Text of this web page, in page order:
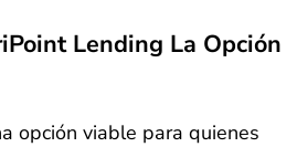
Lending La Opción
opción viable para quienes